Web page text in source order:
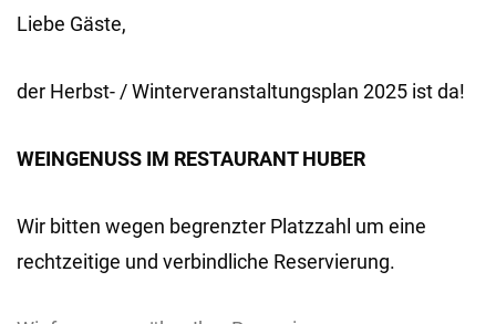
Liebe Gäste,
der Herbst- / Winterveranstaltungsplan 2025 ist da!
WEINGENUSS IM RESTAURANT HUBER
Wir bitten wegen begrenzter Platzzahl um eine
rechtzeitige und verbindliche Reservierung.